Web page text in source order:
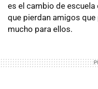
es el cambio de
que pierdan amigos
mucho para ellos.